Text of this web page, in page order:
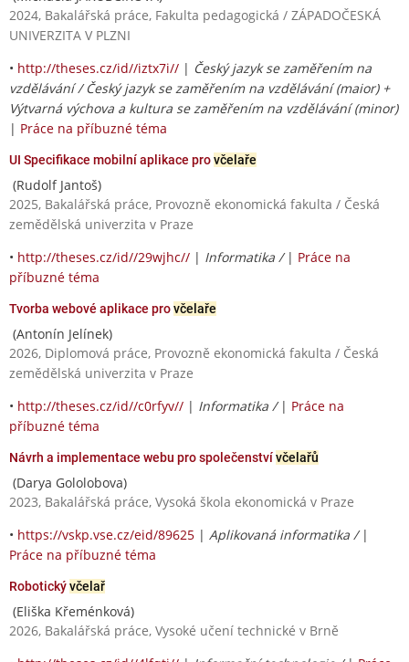
2024, Bakalářská práce, Fakulta pedagogická / ZÁPADOČESKÁ
UNIVERZITA V PLZNI
• http://theses.cz/id//iztx7i// | Český jazyk se zaměřením na
vzdělávání / Český jazyk se zaměřením na vzdělávání (maior) +
Výtvarná výchova a kultura se zaměřením na vzdělávání (minor)
| Práce na příbuzné téma
UI Specifikace mobilní aplikace provčelaře
(Rudolf Jantoš)
2025, Bakalářská práce, Provozně ekonomická fakulta / Česká
zemědělská univerzita v Praze
• http://theses.cz/id//29wjhc// | Informatika / | Práce na
příbuzné téma
Tvorba webové aplikace provčelaře
(Antonín Jelínek)
2026, Diplomová práce, Provozně ekonomická fakulta / Česká
zemědělská univerzita v Praze
• http://theses.cz/id//c0rfyv// | Informatika / | Práce na
příbuzné téma
Návrh a implementace webu pro společenstvívčelařů
(Darya Gololobova)
2023, Bakalářská práce, Vysoká škola ekonomická v Praze
• https://vskp.vse.cz/eid/89625 | Aplikovaná informatika / |
Práce na příbuzné téma
Robotickývčelař
(Eliška Křeménková)
2026, Bakalářská práce, Vysoké učení technické v Brně